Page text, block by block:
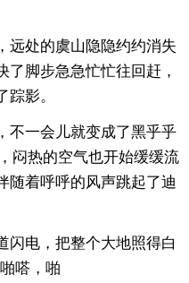
处的虞山隐隐约约消失
脚步急急忙忙往回赶，
影。
一会儿就变成了黑乎乎
闷热的空气也开始缓缓流
随着呼呼的风声跳起了迪
电，把整个大地照得白
嗒，啪